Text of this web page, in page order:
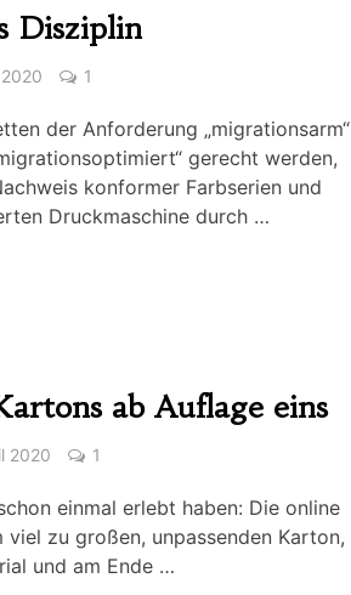
Disziplin
1
der Anforderung „migrationsarm“
gerecht werden,
konformer Farbserien und
Druckmaschine durch …
ab Auflage eins
2020 1
einmal erlebt haben: Die online
zu großen, unpassenden Karton,
und am Ende …